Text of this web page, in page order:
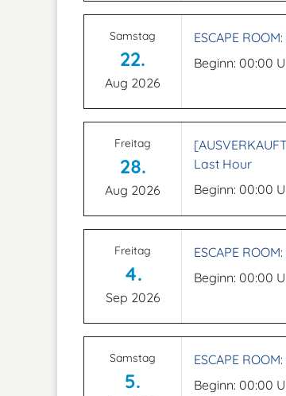
Samstag
22.
Aug 2026
ESCAPE
Beginn: 00:00
Freitag
28.
Aug 2026
Last Hour
Beginn: 00:00
Freitag
4.
Sep 2026
ESCAPE
Beginn: 00:00
Samstag
5.
ESCAPE
Beginn: 00:00